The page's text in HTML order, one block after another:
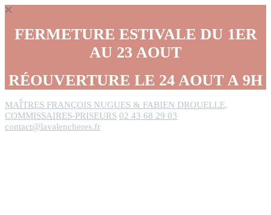
FERMETURE ESTIVALE DU 1ER
AU 23 AOUT
RÉOUVERTURE LE 24 AOUT A 9H
MAÎTRES FRANÇOIS NUGUES & FABIEN DROUELLE,
COMMISSAIRES-PRISEURS 02 43 68 29 03
contact@lavalencheres.fr
Panneau de gestion des cookies